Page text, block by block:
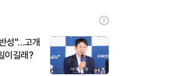
성"…고개
이길래?